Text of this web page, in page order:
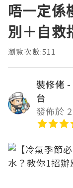
唔一定係
別＋自救
瀏覽次數:511
裝修佬
台
發佈於